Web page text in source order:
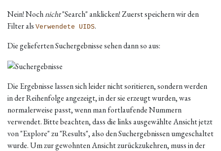
Nein! Nochnicht"Search" anklicken! Zuerst speichern wir den
Filter als Verwendete UIDS.
Die gelieferten Suchergebnisse sehen dann so aus:
Die Ergebnisse lassen sich leider nicht soritieren, sondern werden
in der Reihenfolge angezeigt, in der sie erzeugt wurden, was
normalerweise passt, wenn man fortlaufende Nummern
verwendet. Bitte beachten, dass die links ausgewählte Ansicht jetzt
von "Explore" zu "Results", also den Suchergebnissen umgeschaltet
wurde. Um zur gewohnten Ansicht zurückzukehren, muss in der